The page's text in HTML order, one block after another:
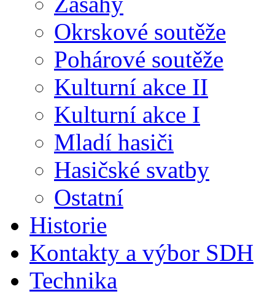
Okrskové soutěže
Pohárové soutěže
Kulturní akce II
Kulturní akce I
Mladí hasiči
Hasičské svatby
Ostatní
Historie
Kontakty a výbor SDH
Technika